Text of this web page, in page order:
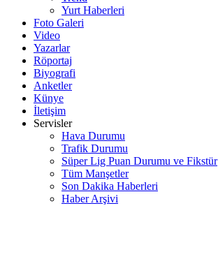
Yurt Haberleri
Foto Galeri
Video
Yazarlar
Röportaj
Biyografi
Anketler
Künye
İletişim
Servisler
Hava Durumu
Trafik Durumu
Süper Lig Puan Durumu ve Fikstür
Tüm Manşetler
Son Dakika Haberleri
Haber Arşivi